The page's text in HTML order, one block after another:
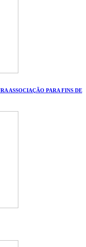
ASSOCIAÇÃO PARA FINS DE